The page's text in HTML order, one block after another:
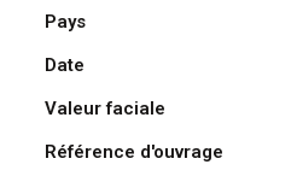
100
André
1997
Pays
Date
Valeur faciale
Référence d'ouvrage